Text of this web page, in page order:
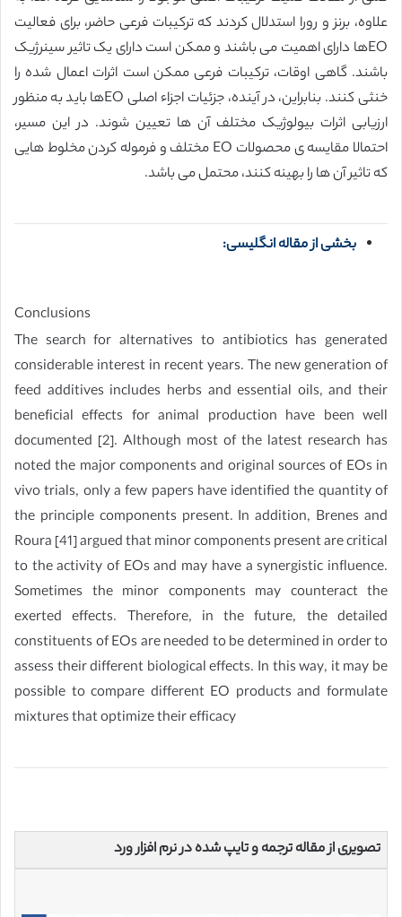
علاوه، برنز و رورا استدلال کردند که ترکیبات فرعی حاضر، برای فعالیت
EOها دارای اهمیت می باشند و ممکن است دارای یک تاثیر سینرژیک
باشند. گاهی اوقات، ترکیبات فرعی ممکن است اثرات اعمال شده را
خنثی کنند. بنابراین، در آینده، جزئیات اجزاء اصلی EOها باید به منظور
ارزیابی اثرات بیولوژیک مختلف آن ها تعیین شوند. در این مسیر،
احتمالا مقایسه ی محصولات EO مختلف و فرموله کردن مخلوط هایی
که تاثیر آن ها را بهینه کنند، محتمل می باشد.
بخشی از مقاله انگلیسی:
Conclusions
The search for alternatives to antibiotics has generated
considerable interest in recent years. The new generation of
feed additives includes herbs and essential oils, and their
beneficial effects for animal production have been well
documented [2]. Although most of the latest research has
noted the major components and original sources of EOs in
vivo trials, only a few papers have identified the quantity of
the principle components present. In addition, Brenes and
Roura [41] argued that minor components present are critical
to the activity of EOs and may have a synergistic influence.
Sometimes the minor components may counteract the
exerted effects. Therefore, in the future, the detailed
constituents of EOs are needed to be determined in order to
assess their different biological effects. In this way, it may be
possible to compare different EO products and formulate
mixtures that optimize their efficacy
تصویری از مقاله ترجمه و تایپ شده در نرم افزار ورد